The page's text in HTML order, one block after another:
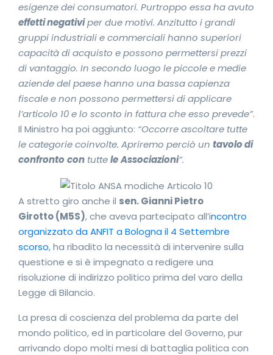
esigenze dei consumatori. Purtroppo essa ha avuto
effetti negativiper due motivi. Anzitutto i grandi
gruppi industriali e commerciali hanno superiori
capacità di acquisto e possono permettersi prezzi
di vantaggio. In secondo luogo le piccole e medie
aziende del paese hanno una bassa capienza
fiscale e non possono permettersi di applicare
l’articolo 10 e lo sconto in fattura che esso prevede”.
Il Ministro ha poi aggiunto: “Occorre ascoltare tutte
le categorie coinvolte. Apriremo perciò un tavolo di
confronto con tutteleAssociazioni”.
A stretto giro anche il sen. Gianni Pietro
Girotto (M5S), che aveva partecipato all’incontro
organizzato da ANFIT a Bologna il 4 Settembre
scorso, ha ribadito la necessità di intervenire sulla
questione e si è impegnato a redigere una
risoluzione di indirizzo politico prima del varo della
Legge di Bilancio.
La presa di coscienza del problema da parte del
mondo politico, ed in particolare del Governo, pur
arrivando dopo molti mesi di battaglia politica con